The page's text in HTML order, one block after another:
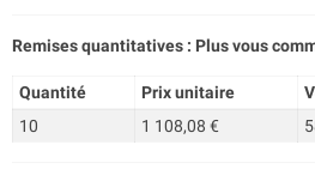
Remises quantitatives : Plus vous
Quantité Prix unitaire
10
1 108,08 €